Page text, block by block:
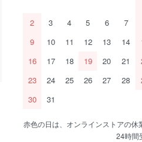
2 3 4 5 6
7
9
10 11 12 13 14
16
17 18 19 20 21
23
24 25 26 27 28
30
31
赤色の日は、オンラインストアの
24時間